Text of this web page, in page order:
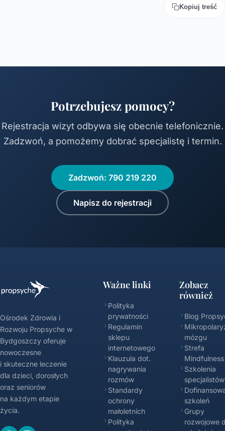
Kopiuj treść
Potrzebujesz pomocy?
Rejestracja wizyt odbywa się obecnie telefonicznie.
Zadzwoń, a pomożemy dobrać specjalistę i termin.
Zadzwoń: 790 219 220
Napisz do rejestracji
Ośrodek Zdrowia i
Rozwoju Propsyche w
Bydgoszczy oferuje
nowoczesne
i skuteczne leczenie
dla dzieci, dorosłych
oraz seniorów
na każdym etapie
życia.
Ważne linki
Polityka
prywatności
Regulamin
sklepu
internetowego
Klauzula dot.
nagrywania
rozmów
Standardy
ochrony
małoletnich
Polityka
Zobacz
również
Blog
mózgu
Strefa
Mindfulness
Szkolenia
specjalistów
szkoleń
Grupy
rozwojowe